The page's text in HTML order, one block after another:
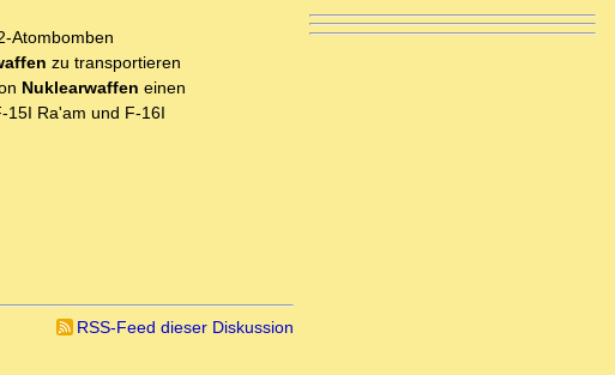
Atombomben
zu transportieren
Nuklearwaffen einen
15I Ra'am und F-16I
RSS-Feed dieser Diskussion